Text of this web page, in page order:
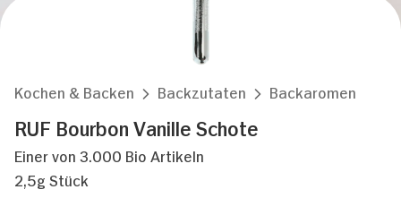
Kochen & Backen Backzutaten Backaromen
RUF Bourbon Vanille Schote
Einer von 3.000 Bio Artikeln
2,5g Stück